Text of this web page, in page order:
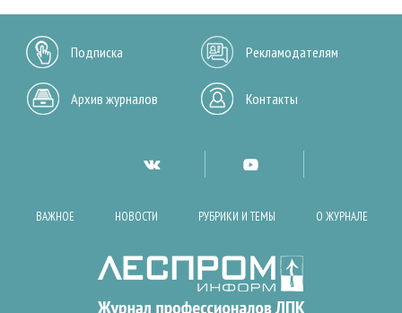
Подписка Рекламодателям
Архив журналов Контакты
ВАЖНОЕ НОВОСТИ РУБРИКИ И ТЕМЫ О ЖУРНАЛЕ